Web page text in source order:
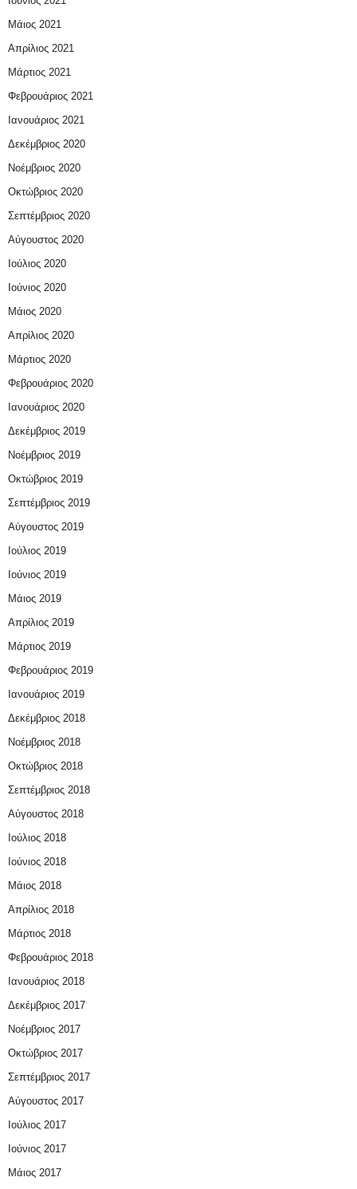
Μάιος 2021
Απρίλιος 2021
Μάρτιος 2021
Φεβρουάριος 2021
Ιανουάριος 2021
Δεκέμβριος 2020
Νοέμβριος 2020
Οκτώβριος 2020
Σεπτέμβριος 2020
Αύγουστος 2020
Ιούλιος 2020
Ιούνιος 2020
Μάιος 2020
Απρίλιος 2020
Μάρτιος 2020
Φεβρουάριος 2020
Ιανουάριος 2020
Δεκέμβριος 2019
Νοέμβριος 2019
Οκτώβριος 2019
Σεπτέμβριος 2019
Αύγουστος 2019
Ιούλιος 2019
Ιούνιος 2019
Μάιος 2019
Απρίλιος 2019
Μάρτιος 2019
Φεβρουάριος 2019
Ιανουάριος 2019
Δεκέμβριος 2018
Νοέμβριος 2018
Οκτώβριος 2018
Σεπτέμβριος 2018
Αύγουστος 2018
Ιούλιος 2018
Ιούνιος 2018
Μάιος 2018
Απρίλιος 2018
Μάρτιος 2018
Φεβρουάριος 2018
Ιανουάριος 2018
Δεκέμβριος 2017
Νοέμβριος 2017
Οκτώβριος 2017
Σεπτέμβριος 2017
Αύγουστος 2017
Ιούλιος 2017
Ιούνιος 2017
Μάιος 2017